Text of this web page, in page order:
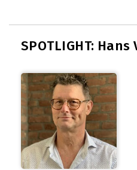
SPOTLIGHT: Hans